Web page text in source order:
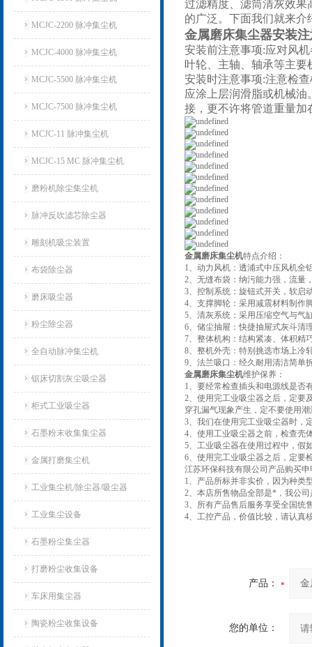
MCJC-2200 脉冲集尘机
MCJC-4000 脉冲集尘机
MCJC-5500 脉冲集尘机
MCJC-7500 脉冲集尘机
MCJC-11 脉冲集尘机
MCJC-15 MC 脉冲集尘机
磨粉机除尘集尘机
脉冲反吹滤芯除尘器
雕刻机吸尘装置
布袋除尘器
磨床吸尘器
粉尘除尘器
全自动脉冲集尘机
锯床切割灰尘吸尘器
柜式工业吸尘器
石墨粉末收集集尘器
金属打磨集尘机
工业集尘机/除尘器/吸尘器
工业集尘设备
石墨粉尘集尘器
打磨粉尘收集设备
车床用集尘器
陶瓷粉尘收集设备
过滤精度、滤筒清灰效果
的广泛。下面我们就来
金属磨床集尘器安装
安装前注意事项:应对风
叶轮、主轴、轴承等主
安装时注意事项:注意检
应涂上层润滑脂或机械
接，更不许将管道重量加
金属磨床集尘机特点介绍：
1、动力风机：透浦式中压风机全
2、无缝布袋：纳污能力强，流量
3、控制系统：旋钮式开关，软启
4、支撑脚轮：采用减震材料制作
5、清灰系统：采用压缩空气与气
6、储尘抽屉：快捷抽屉式灰斗清
7、整体机构：结构紧凑、体积精
8、整机外壳：特别挑选市场上冷
9、法兰吸口：经久耐用清洁简单
金属磨床集尘机维护保养：
1、要经常检查插头和电源线是否
2、使用完工业吸尘器之后，定要
穿孔漏气现象产生，定不要使用
3、我们在使用完工业吸尘器时，
4、使用工业吸尘器之前，检查壳
5、工业吸尘器在使用过程中，假
6、使用完工业吸尘器之后，定要
江苏环保科技有限公司产品购买申
1、产品所标并非实价，因为种类
2、本店所售物品全部是*，我公
3、所有产品售后服务享受全国统
4、工控产品，价值比较，请认真
产品：
您的单位：